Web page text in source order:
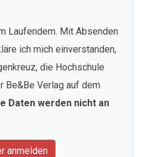
Laufendem. Mit Absenden
ich mich einverstanden,
die Hochschule
Be&Be Verlag auf dem
Daten werden nicht an
anmelden